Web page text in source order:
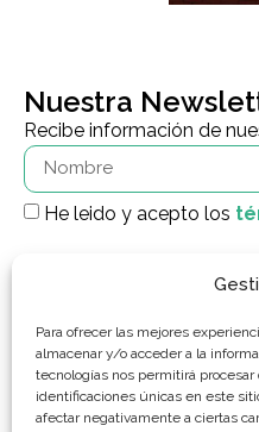
Para ofrecer las mejores
almacenar y/o acceder a la
tecnologías nos permitirá
identificaciones únicas en este
afectar negativamente a ciertas
Nuestra
Recibe información de
He leido y acepto los
El Instituto Municipal para el